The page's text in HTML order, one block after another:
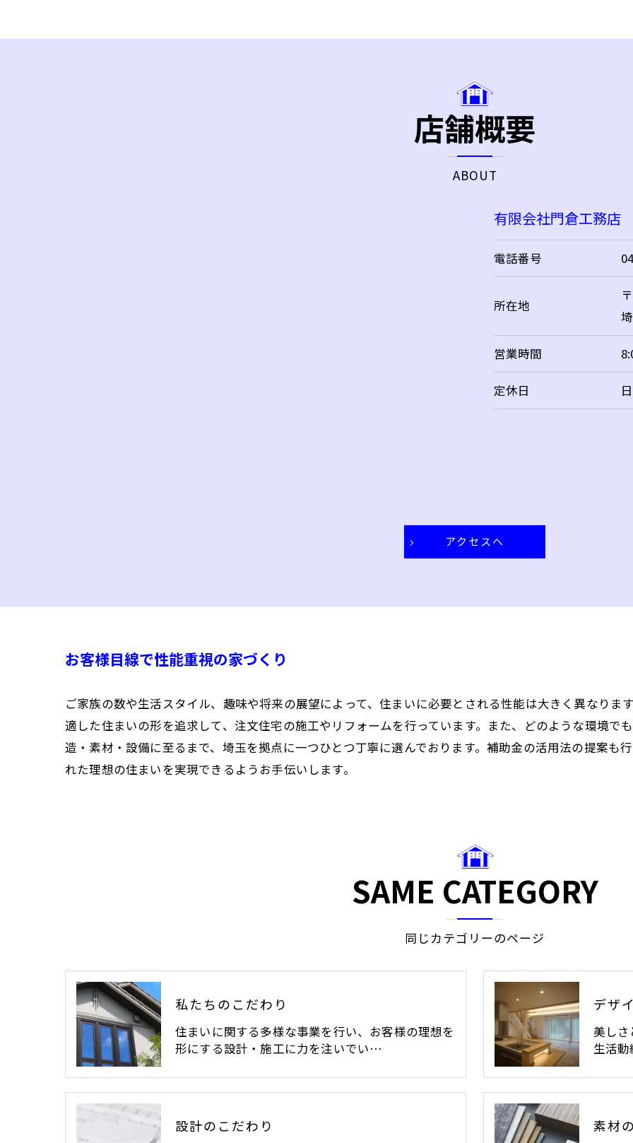
店舗概要
ABOUT
有限会社門倉工務店
電話番号
所在地
営業時間
定休日
アクセスへ
お客様目線で性能重視の家づくり
ご家族の数や生活スタイル、趣味や将来の展望によって、住まいに必要とされる性能は大きく異なりま
適した住まいの形を追求して、注文住宅の施工やリフォームを行っています。また、どのような環境で
造・素材・設備に至るまで、埼玉を拠点に一つひとつ丁寧に選んでおります。補助金の活用法の提案も
れた理想の住まいを実現できるようお手伝いします。
同じカテゴリーのページ
SAME CATEGORY
私たちのこだわり
住まいに関する多様な事業を行い、お客様の理想を
形にする設計・施工に力を注いでい…
デザ
美し
生活
設計のこだわり 素材